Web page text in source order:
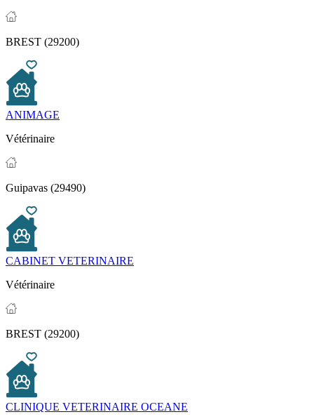
BREST (29200)
ANIMAGE
Vétérinaire
Guipavas (29490)
CABINET VETERINAIRE
Vétérinaire
BREST (29200)
CLINIQUE VETERINAIRE OCEANE